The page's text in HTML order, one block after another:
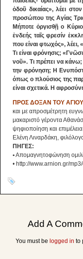
ὁδοῦ δικαίας», λέει
προσώπου της Αγίας
Μήποτε ὀργισθῇ ο
ἐνδεής ταῖς φρεσίν
που είναι φτωχός», λέει,
Τι είναι φρόνησις;
νοῦ». Τι πρέπει να κάνω;
την φρόνηση; Η
όπως ο πλούσιος της
είναι σχετικά. Η
ΠΡΟΣ ΔΟΞΑΝ ΤΟΥ
και με απροσμέτρητη
μακαριστό γέροντα
ψηφιοποίηση και
Ελένη Λιναρδάκη,
ΠΗΓΕΣ:
•Απομαγνητοφώνηση
• http://www.arnion.gr/
Add A
You must be logged in to